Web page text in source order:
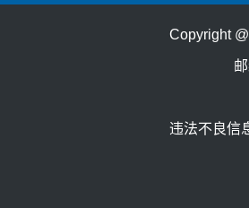
Copyright
违法不良信